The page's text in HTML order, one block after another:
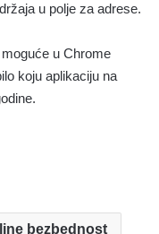
u polje za adrese.
u Chrome
koju aplikaciju na
bezbednost